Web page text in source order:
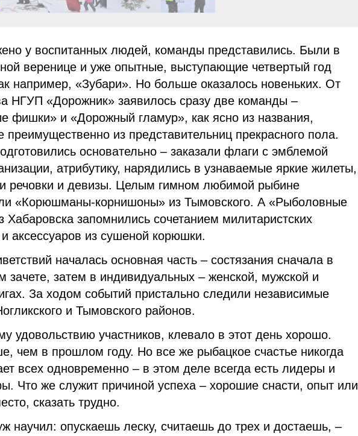
у воспитанных людей, команды представились. Были в
веренице и уже опытные, выступающие четвертый год
например, «Зубари». Но больше оказалось новеньких. От
НГУП «Дорожник» заявилось сразу две команды –
фишки» и «Дорожный гламур», как ясно из названия,
преимущественно из представительниц прекрасного пола.
основательно – заказали флаги с эмблемой
атрибутику, нарядились в узнаваемые яркие жилеты,
речовки и девизы. Целым гимном любимой рыбине
«Корюшманы-корнишоны» из Тымовского. А «Рыболовные
Хабаровска запомнились сочетанием милитаристских
аксессуаров из сушеной корюшки.
началась основная часть – состязания сначала в
зачете, затем в индивидуальных – женской, мужской и
За ходом событий пристально следили независимые
и Тымовского районов.
удовольствию участников, клевало в этот день хорошо.
чем в прошлом году. Но все же рыбацкое счастье никогда
всех одновременно – в этом деле всегда есть лидеры и
Что же служит причиной успеха – хорошие снасти, опыт или
сказать трудно.
научил: опускаешь леску, считаешь до трех и достаешь, –